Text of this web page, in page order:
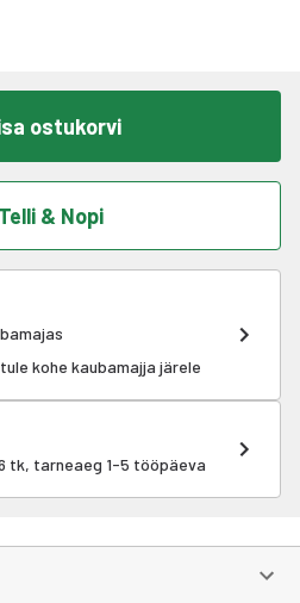
ostukorvi
Telli & Nopi
kohe kaubamajja järele
tk, tarneaeg 1-5 tööpäeva